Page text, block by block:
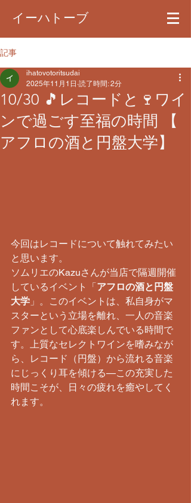
イーハトーブ
記事
​10/30 🎵レコードと🍷ワイ
ンで過ごす至福の時間 【
アフロの酒と円盤大学】
ihatovotoritsudai
2025年11月1日 読了時間: 2分
今回はレコードについて触れてみたい
と思います。
ソムリエのKazuさんが当店で隔週開催
しているイベント「 アフロの酒と円盤
大学 」。このイベントは、私自身がマ
スターという立場を離れ、一人の音楽
ファンとして心底楽しんでいる時間で
す。上質なセレクトワインを嗜みなが
ら、レコード（円盤）から流れる音楽
にじっくり耳を傾ける—この充実した
時間こそが、日々の疲れを癒やしてく
れます。